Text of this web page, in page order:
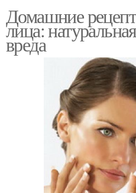
Домашние
лица:
вреда